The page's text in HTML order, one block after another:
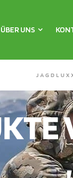
ÜBER UNS